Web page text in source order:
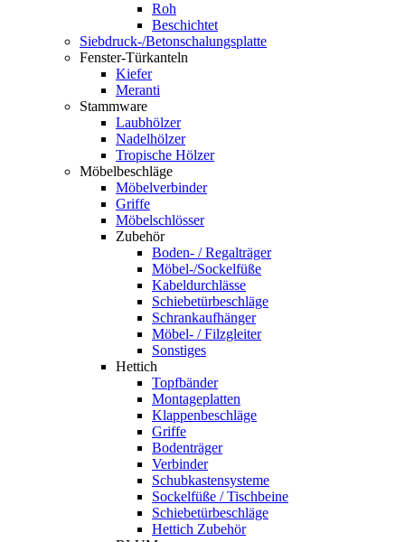
Roh
Beschichtet
Siebdruck-/Betonschalungsplatte
Fenster-Türkanteln
Kiefer
Meranti
Stammware
Laubhölzer
Nadelhölzer
Tropische Hölzer
Möbelbeschläge
Möbelverbinder
Griffe
Möbelschlösser
Zubehör
Boden- / Regalträger
Möbel-/Sockelfüße
Kabeldurchlässe
Schiebetürbeschläge
Schrankaufhänger
Möbel- / Filzgleiter
Sonstiges
Hettich
Topfbänder
Montageplatten
Klappenbeschläge
Griffe
Bodenträger
Verbinder
Schubkastensysteme
Sockelfüße / Tischbeine
Schiebetürbeschläge
Hettich Zubehör